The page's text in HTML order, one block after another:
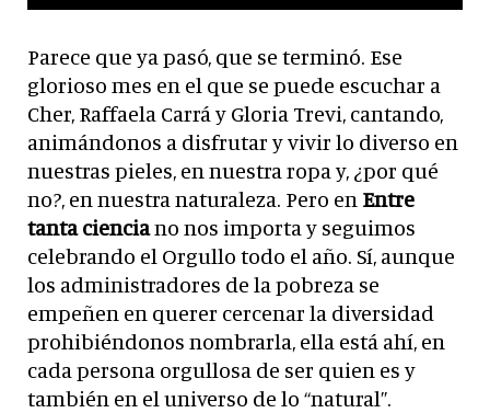
Parece que ya pasó, que se terminó. Ese
glorioso mes en el que se puede escuchar a
Cher, Raffaela Carrá y Gloria Trevi, cantando,
animándonos a disfrutar y vivir lo diverso en
nuestras pieles, en nuestra ropa y, ¿por qué
no?, en nuestra naturaleza. Pero en Entre
tanta cienciano nos importa y seguimos
celebrando el Orgullo todo el año. Sí, aunque
los administradores de la pobreza se
empeñen en querer cercenar la diversidad
prohibiéndonos nombrarla, ella está ahí, en
cada persona orgullosa de ser quien es y
también en el universo de lo “natural”.